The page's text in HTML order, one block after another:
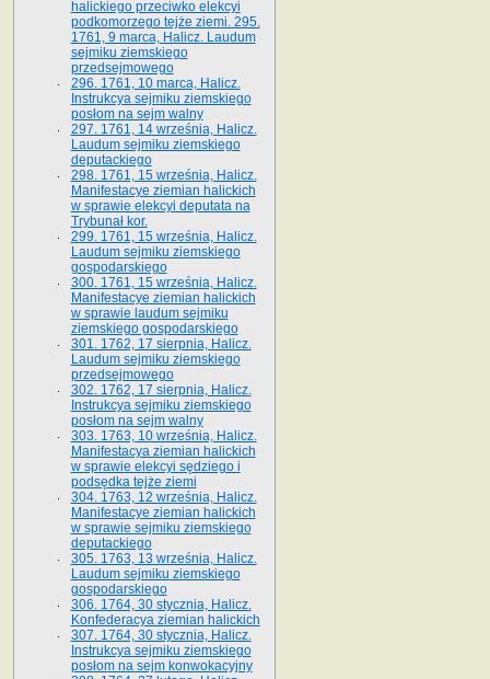
halickiego przeciwko elekcyi
podkomorzego tejże ziemi. 295.
1761, 9 marca, Halicz. Laudum
sejmiku ziemskiego
przedsejmowego
296. 1761, 10 marca, Halicz.
Instrukcya sejmiku ziemskiego
posłom na sejm walny
297. 1761, 14 września, Halicz.
Laudum sejmiku ziemskiego
deputackiego
298. 1761, 15 września, Halicz.
Manifestacye ziemian halickich
w sprawie elekcyi deputata na
Trybunał kor.
299. 1761, 15 września, Halicz.
Laudum sejmiku ziemskiego
gospodarskiego
300. 1761, 15 września, Halicz.
Manifestacye ziemian halickich
w sprawie laudum sejmiku
ziemskiego gospodarskiego
301. 1762, 17 sierpnia, Halicz.
Laudum sejmiku ziemskiego
przedsejmowego
302. 1762, 17 sierpnia, Halicz.
Instrukcya sejmiku ziemskiego
posłom na sejm walny
303. 1763, 10 września, Halicz.
Manifestacya ziemian halickich
w sprawie elekcyi sędziego i
podsędka tejże ziemi
304. 1763, 12 września, Halicz.
Manifestacye ziemian halickich
w sprawie sejmiku ziemskiego
deputackiego
305. 1763, 13 września, Halicz.
Laudum sejmiku ziemskiego
gospodarskiego
306. 1764, 30 stycznia, Halicz.
Konfederacya ziemian halickich
307. 1764, 30 stycznia, Halicz.
Instrukcya sejmiku ziemskiego
posłom na sejm konwokacyjny